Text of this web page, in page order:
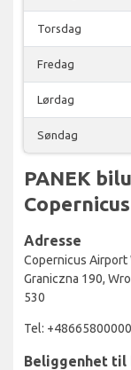
Torsdag
Fredag
Lørdag
Søndag
PANEK
Adresse
Copernicus Airport
Graniczna 190,
530
Tel: +48665800000
Beliggenhet til